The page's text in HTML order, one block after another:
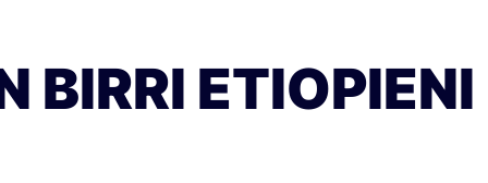
BIRRI ETIOPIENI